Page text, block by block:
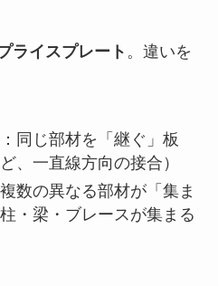
ライスプレート 。違いを
：同じ部材を「継ぐ」板
、一直線方向の接合）
複数の異なる部材が「集ま
・梁・ブレースが集まる